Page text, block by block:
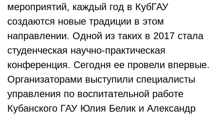
мероприятий, каждый год в КубГАУ
создаются новые традиции в этом
направлении. Одной из таких в 2017 стала
студенческая научно-практическая
конференция. Сегодня ее провели впервые.
Организаторами выступили специалисты
управления по воспитательной работе
Кубанского ГАУ Юлия Белик и Александр